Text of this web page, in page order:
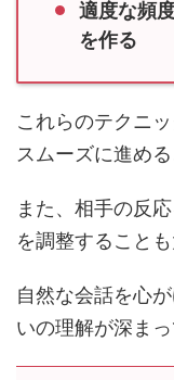
適度な頻
を作る
これらのテクニ
スムーズに進め
また、相手の反
を調整することも
自然な会話を心
いの理解が深まっ